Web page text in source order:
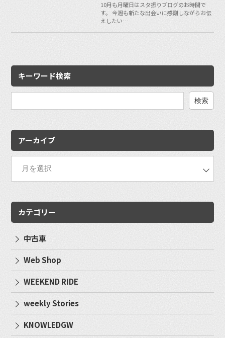
10月も月曜日はスタ振りブログのお時間で
す。 今週も新たな出会いに感謝しながらお伝
えしたい…
キーワード検索
アーカイブ
カテゴリー
中古車
Web Shop
WEEKEND RIDE
weekly Stories
KNOWLEDGW